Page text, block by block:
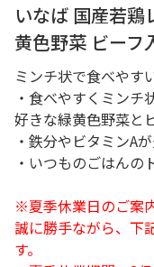
いなば 国産若鶏
黄色野菜 ビー
ミンチ状で食べやす
・食べやすくミンチ
好きな緑黄色野菜と
・鉄分やビタミンA
・いつものごはんの
※夏季休業日のご案
誠に勝手ながら、下
す。